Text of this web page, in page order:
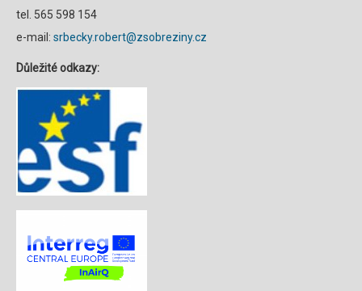
tel. 565 598 154
e-mail: srbecky.robert@zsobreziny.cz
Důležité odkazy: